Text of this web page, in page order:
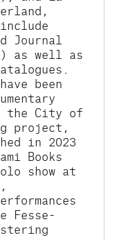
Journal
as well as
been
the City of
project,
in 2023
Books
show at
Fesse-